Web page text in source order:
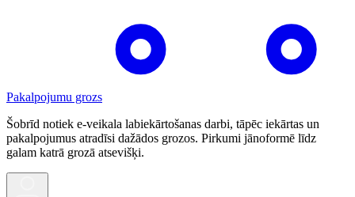
Pakalpojumu grozs
Šobrīd notiek e-veikala labiekārtošanas darbi, tāpēc iekārtas un
pakalpojumus atradīsi dažādos grozos. Pirkumi jānoformē līdz
galam katrā grozā atsevišķi.